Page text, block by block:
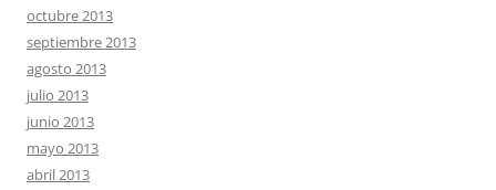
octubre 2013
septiembre 2013
agosto 2013
julio 2013
junio 2013
mayo 2013
abril 2013